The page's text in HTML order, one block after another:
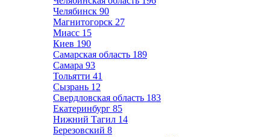
Челябинск 90
Магнитогорск 27
Миасс 15
Киев 190
Самарская область 189
Самара 93
Тольятти 41
Сызрань 12
Свердловская область 183
Екатеринбург 85
Нижний Тагил 14
Березовский 8